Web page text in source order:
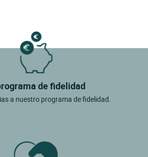
de fidelidad
a nuestro programa de fidelidad.